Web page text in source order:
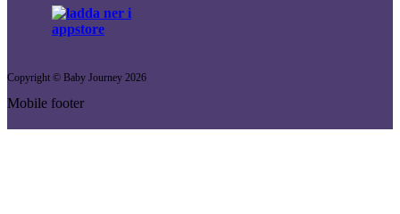
Copyright © Baby Journey 2026
Mobile footer